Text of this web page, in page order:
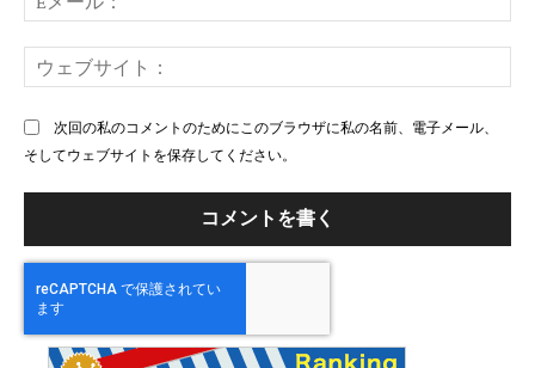
メ
ー
ェ
次回の私のコメントのためにこのブラウザに私の名前、電子メール、
そしてウェブサイトを保存してください。